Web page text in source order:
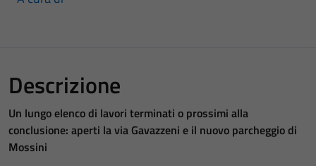
Descrizione
Un lungo elenco di lavori terminati o prossimi alla
conclusione: aperti la via Gavazzeni e il nuovo parcheggio di
Mossini